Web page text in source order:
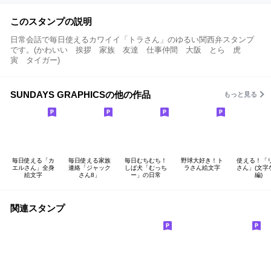
このスタンプの説明
日常会話で毎日使えるカワイイ「トラさん」のゆるい関西弁スタンプ
です。(かわいい 挨拶 家族 友達 仕事仲間 大阪 とら 虎
寅 タイガー)
SUNDAYS GRAPHICSの他の作品 もっと見る
毎日使える「カ
エルさん」全身
絵文字
毎日使える家族
連絡「ジャック
さん8」
毎日むちむち！
しば犬「むっち
ー」の日常
野球大好き！ト
ラさん絵文字
使える！「
さん」(文字
編)
関連スタンプ